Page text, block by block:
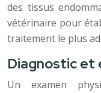
des tissus
vétérinaire pour
traitement le plus
Diagnostic et
Un examen